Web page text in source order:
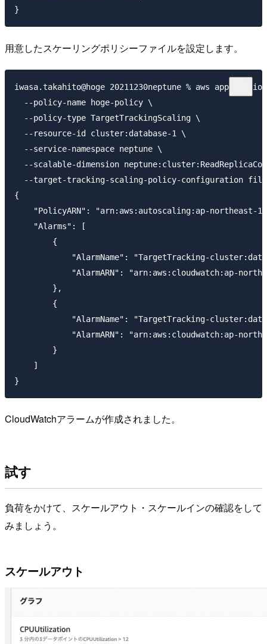
用意したスケーリングポリシーファイルを設定します。
iwasa.takahito@hoge 20211230neptune % aws
  --policy-name hoge-policy \
  --policy-type TargetTrackingScaling \
  --resource-id cluster:database-1 \
  --service-namespace neptune \
--scalable-dimension
--target-tracking-scaling-policy-configuration
{
"PolicyARN": "arn:aws:autoscaling:ap-northeast-
    "Alarms": [
        {
"AlarmName": "TargetTracking-
"AlarmARN": "arn:aws:cloudwatch:ap-
        },
        {
"AlarmName": "TargetTracking-
"AlarmARN": "arn:aws:cloudwatch:ap-
        }
    ]
CloudWatchアラームが作成されました。
試す
負荷をかけて、スケールアウト・スケールインの確認をして
みましょう。
スケールアウト